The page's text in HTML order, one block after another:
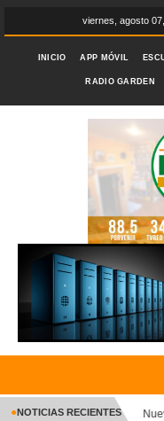
viernes, agosto
INICIO APP MÓVIL
RADIO GARDEN
INICIO
NOTICIAS RECIENTES